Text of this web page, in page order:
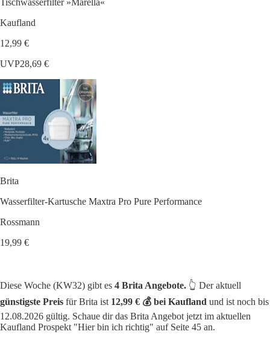
Kaufland
12,99 €
UVP28,69 €
Brita
Wasserfilter-Kartusche Maxtra Pro Pure Performance
Rossmann
19,99 €
Diese Woche (KW32) gibt es 4 Brita Angebote. 👆 Der aktuell
günstigste Preis für Brita ist 12,99 € 💰 bei Kaufland und ist noch bis
12.08.2026 gültig. Schaue dir das Brita Angebot jetzt im aktuellen
Kaufland Prospekt "Hier bin ich richtig" auf Seite 45 an.